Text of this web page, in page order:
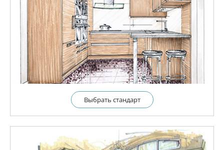
Выбрать cтандарт